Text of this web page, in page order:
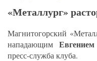
«Металлург»
Магнитогорский
нападающим
пресс-служба клуба.